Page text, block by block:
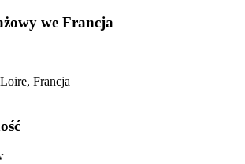
we Francja
Francja